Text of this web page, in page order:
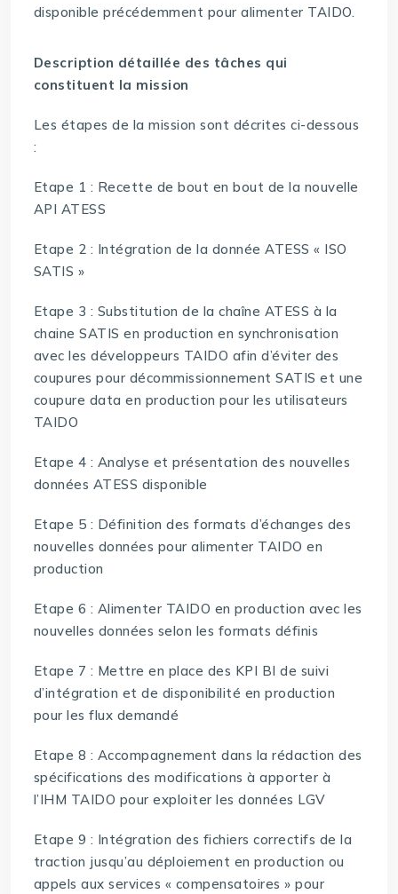
disponible précédemment pour alimenter TAIDO.
Description détaillée des tâches qui
constituent la mission
Les étapes de la mission sont décrites ci-dessous
:
Etape 1 : Recette de bout en bout de la nouvelle
API ATESS
Etape 2 : Intégration de la donnée ATESS « ISO
SATIS »
Etape 3 : Substitution de la chaîne ATESS à la
chaine SATIS en production en synchronisation
avec les développeurs TAIDO afin d’éviter des
coupures pour décommissionnement SATIS et une
coupure data en production pour les utilisateurs
TAIDO
Etape 4 : Analyse et présentation des nouvelles
données ATESS disponible
Etape 5 : Définition des formats d’échanges des
nouvelles données pour alimenter TAIDO en
production
Etape 6 : Alimenter TAIDO en production avec les
nouvelles données selon les formats définis
Etape 7 : Mettre en place des KPI BI de suivi
d’intégration et de disponibilité en production
pour les flux demandé
Etape 8 : Accompagnement dans la rédaction des
spécifications des modifications à apporter à
l’IHM TAIDO pour exploiter les données LGV
Etape 9 : Intégration des fichiers correctifs de la
traction jusqu’au déploiement en production ou
appels aux services « compensatoires » pour